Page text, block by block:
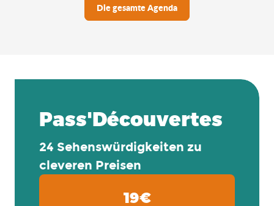
Die gesamte Agenda
Pass'Découvertes
24 Sehenswürdigkeiten zu
cleveren Preisen
19€